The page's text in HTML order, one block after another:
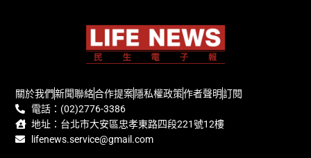
關於我們新聞聯絡合作提案隱私權政策作者聲明訂閱
電話：(02)2776-3386
地址：台北市大安區忠孝東路四段221號12樓
lifenews.service@gmail.com